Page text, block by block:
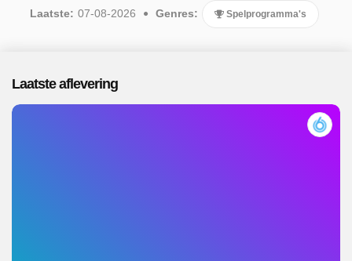
nieuwe kandidaten. De presentatie is in handen van Jan
Versteegh. Sinds 2025 is het populaire programma
Laatste: 07-08-2026 Genres: Spelprogramma's
Laatste aflevering